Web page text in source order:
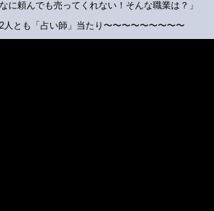
なに頼んでも売ってくれない！そんな職業は？」
人とも「占い師」当たり〜〜〜〜〜〜〜〜〜